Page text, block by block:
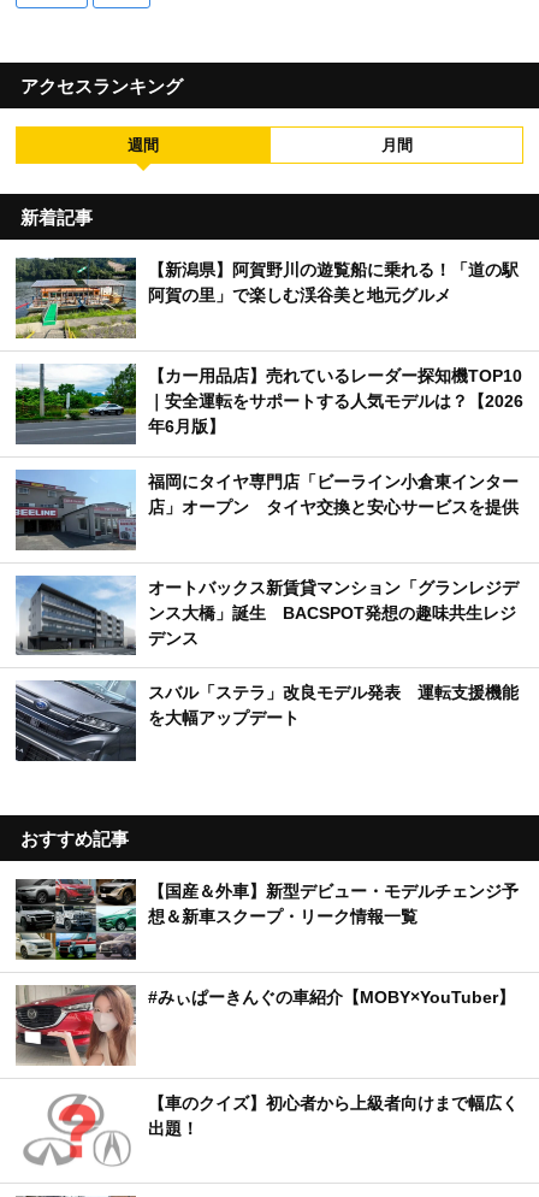
アクセスランキング
週間 月間
新着記事
【新潟県】阿賀野川の遊覧船に乗れる！「道の駅
阿賀の里」で楽しむ渓谷美と地元グルメ
【カー用品店】売れているレーダー探知機TOP10
｜安全運転をサポートする人気モデルは？【2026
年6月版】
福岡にタイヤ専門店「ビーライン小倉東インター
店」オープン タイヤ交換と安心サービスを提供
オートバックス新賃貸マンション「グランレジデ
ンス大橋」誕生 BACSPOT発想の趣味共生レジ
デンス
スバル「ステラ」改良モデル発表 運転支援機能
を大幅アップデート
おすすめ記事
【国産＆外車】新型デビュー・モデルチェンジ予
想＆新車スクープ・リーク情報一覧
#みぃぱーきんぐの車紹介【MOBY×YouTuber】
【車のクイズ】初心者から上級者向けまで幅広く
出題！